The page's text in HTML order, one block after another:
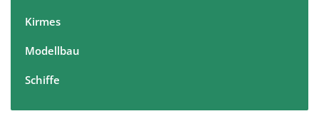
Kirmes
Modellbau
Schiffe